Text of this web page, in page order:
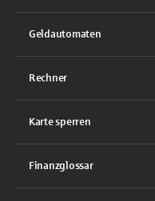
Geldautomaten
Rechner
Karte sperren
Finanzglossar